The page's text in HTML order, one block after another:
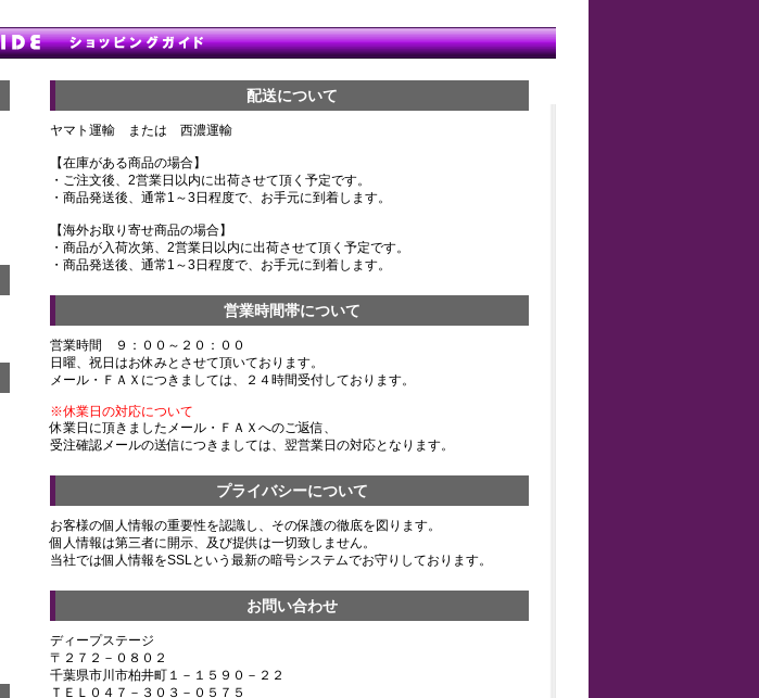
配送について
ヤマト運輸 または 西濃運輸
【在庫がある商品の場合】
・ご注文後、2営業日以内に出荷させて頂く予定です。
・商品発送後、通常1～3日程度で、お手元に到着します。
【海外お取り寄せ商品の場合】
・商品が入荷次第、2営業日以内に出荷させて頂く予定です。
・商品発送後、通常1～3日程度で、お手元に到着します。
営業時間帯について
営業時間 ９：００～２０：００
日曜、祝日はお休みとさせて頂いております。
メール・ＦＡＸにつきましては、２４時間受付しております。
※休業日の対応について
休業日に頂きましたメール・ＦＡＸへのご返信、
受注確認メールの送信につきましては、翌営業日の対応となります。
プライバシーについて
お客様の個人情報の重要性を認識し、その保護の徹底を図ります。
個人情報は第三者に開示、及び提供は一切致しません。
当社では個人情報をSSLという最新の暗号システムでお守りしております。
お問い合わせ
ディープステージ
〒２７２－０８０２
千葉県市川市柏井町１－１５９０－２２
ＴＥＬ０４７－３０３－０５７５